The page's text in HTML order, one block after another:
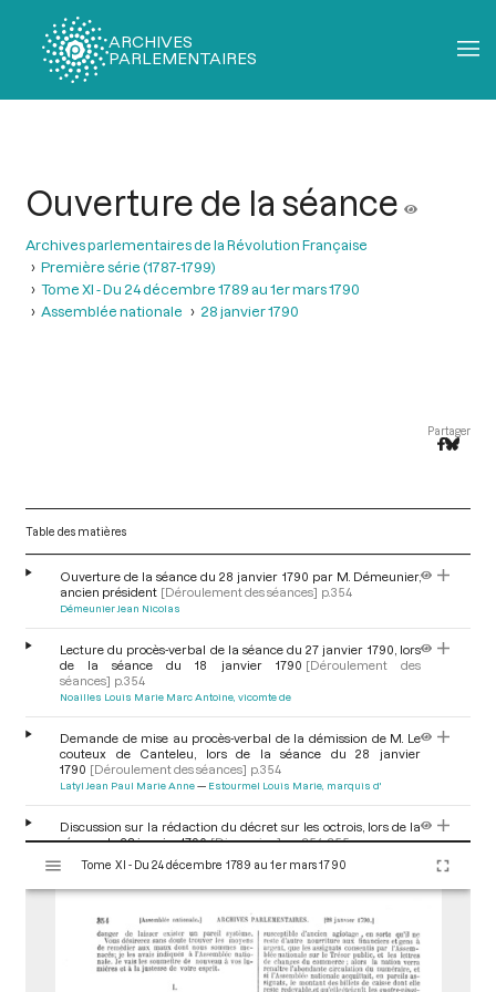
ARCHIVES
PARLEMENTAIRES
Ouverture de la séance
Archives parlementaires de la Révolution Française
Première série (1787-1799)
Tome XI - Du 24 décembre 1789 au 1er mars 1790
Assemblée nationale
28 janvier 1790
Partager
Table des matières
Ouverture de la séance du 28 janvier 1790 par M. Démeunier,
ancien président [Déroulement des séances] p.354
Démeunier Jean Nicolas
Lecture du procès-verbal de la séance du 27 janvier 1790, lors
de la séance du 18 janvier 1790 [Déroulement des
séances] p.354
Noailles Louis Marie Marc Antoine, vicomte de
Demande de mise au procès-verbal de la démission de M. Le
couteux de Canteleu, lors de la séance du 28 janvier
1790 [Déroulement des séances] p.354
Latyl Jean Paul Marie Anne Estourmel Louis Marie, marquis d'
Discussion sur la rédaction du décret sur les octrois, lors de la
séance du 28 janvier 1790 [Discussion] pp.354-355
Bouchotte Pierre Paul Lanjuinais Jean Denis
Anson Pierre Hubert
Estourmel Louis Marie, marquis d'
Décret du 28 janvier 1790 relatif à la perception des octrois et
autres droits dans le royaume [Décret] p.355
s
Tome XI - Du 24 décembre 1789 au 1er mars 1790